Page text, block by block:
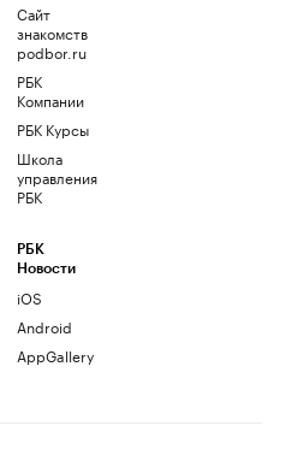
Сайт
знакомств
podbor.ru
РБК
Компании
РБК Курсы
Школа
управления
РБК
РБК
Новости
iOS
Android
AppGallery